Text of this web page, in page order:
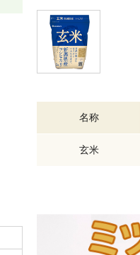
名称
玄米